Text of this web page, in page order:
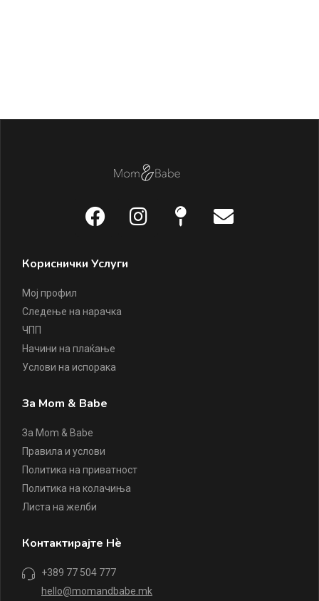
Кориснички Услуги
Мој профил
Следење на нарачка
ЧПП
Начини на плаќање
Услови на испорака
За Mom & Babe
За Mom & Babe
Правила и услови
Политика на приватност
Политика на колачиња
Листа на желби
Контактирајте Нè
+389 77 504 777
hello@momandbabe.mk